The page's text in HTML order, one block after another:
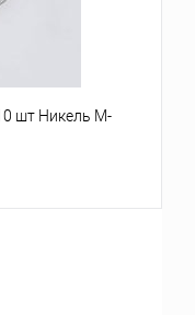
шт Никель М-